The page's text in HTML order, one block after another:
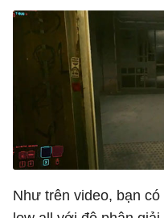
Như trên video, bạn